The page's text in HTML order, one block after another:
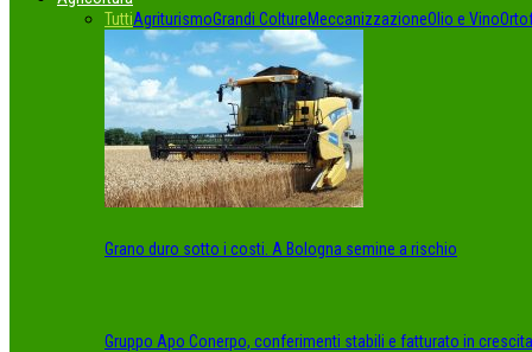
TuttiAgriturismoGrandi ColtureMeccanizzazioneOlio e Vino
Grano duro sotto i costi. A Bologna semine a rischio
Gruppo Apo Conerpo, conferimenti stabili e fatturato in crescita